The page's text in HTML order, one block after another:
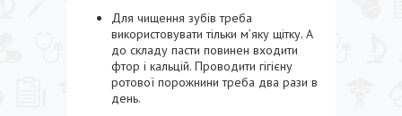
Для чищення зубів треба
використовувати тільки м’яку щітку. А
до складу пасти повинен входити
фтор і кальцій. Проводити гігієну
ротової порожнини треба два рази в
день.